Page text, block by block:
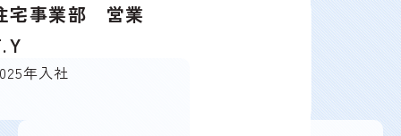
宅事業部 営業
年入社